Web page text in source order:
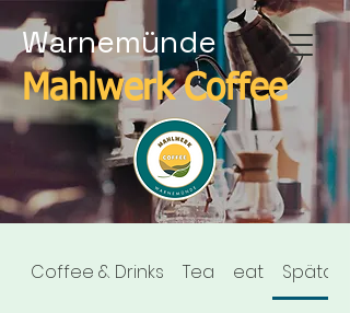
Warnemünde
Mahlwerk Coffee
Coffee & Drinks Tea eat